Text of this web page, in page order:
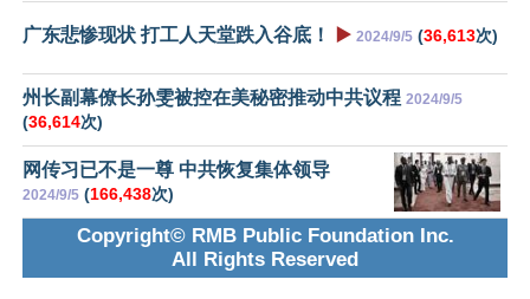
广东悲惨现状 打工人天堂跌入谷底！ ▶️ 2024/9/5 (36,613次)
州长副幕僚长孙雯被控在美秘密推动中共议程 2024/9/5
(36,614次)
网传习已不是一尊 中共恢复集体领导
2024/9/5 (166,438次)
Copyright© RMB Public Foundation Inc.
All Rights Reserved